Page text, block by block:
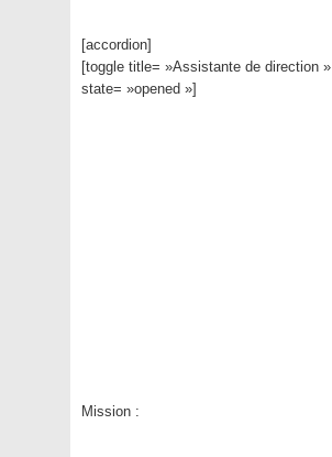
[accordion]
[toggle title= »Assistante de direction »
state= »opened »]
Mission :